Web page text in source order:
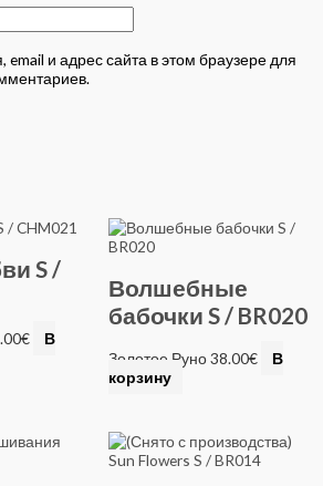
и адрес сайта в этом браузере для
S /
€
В
Волшебные
бабочки S / BR020
Золотое Руно38.00€
В
корзину